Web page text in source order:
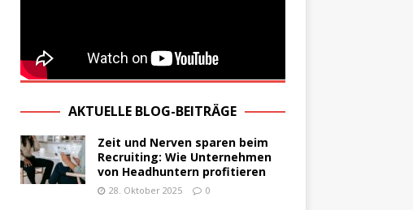
AKTUELLE BLOG-BEITRÄGE
Zeit und Nerven sparen beim
Recruiting: Wie Unternehmen
von Headhuntern profitieren
28. Oktober 2025 0